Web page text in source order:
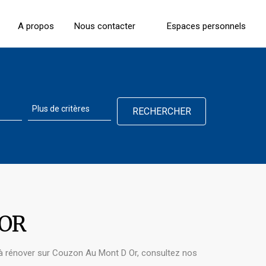
A propos Nous contacter Espaces personnels
sur Couzon Au Mont D Or, consultez nos